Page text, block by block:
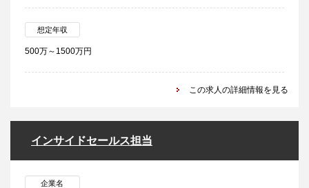
想定年収
500万～1500万円
この求人の詳細情報を見る
インサイドセールス担当
企業名